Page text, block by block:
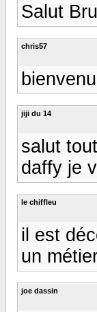
Salut
chris57
jiji du 14
salut
daffy je
le chiffleu
il est
un
joe dassin